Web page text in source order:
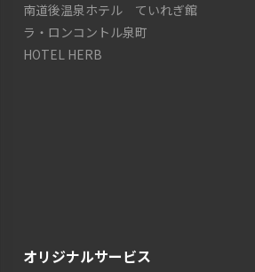
南道後温泉ホテル ていれぎ館
ラ・ロンコントル泉町
HOTEL HERB
オリジナルサービス